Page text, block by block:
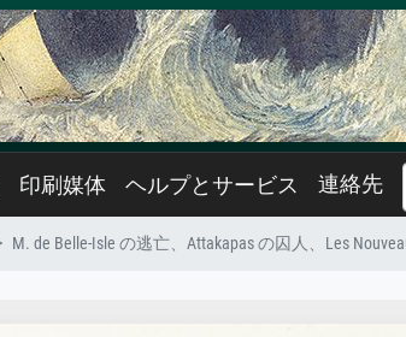
印刷媒体 ヘルプとサービス 連絡先
M. de Belle-Isle の逃亡、Attakapas の囚人、Les